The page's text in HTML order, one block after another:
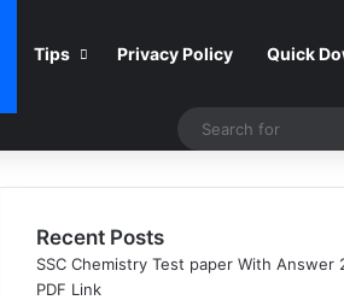
Tips Privacy Policy Quick
Recent Posts
SSC Chemistry Test paper With Answer
PDF Link